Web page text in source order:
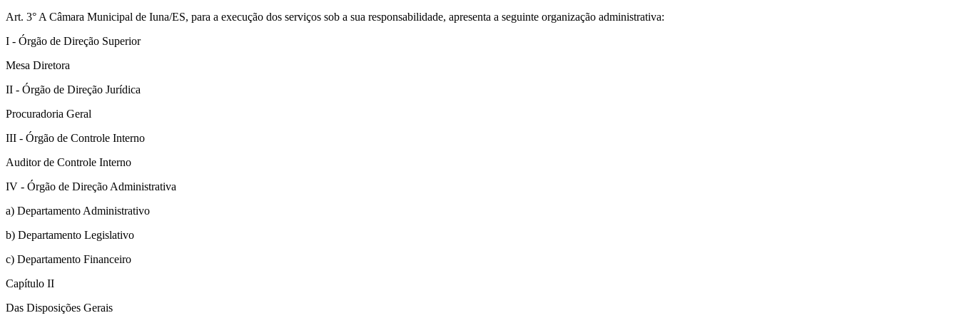
Art. 3° A Câmara Municipal de Iuna/ES, para a execução dos serviços sob a sua responsabilidade, apresenta a seguinte organização administrativa:
I - Órgão de Direção Superior
Mesa Diretora
II - Órgão de Direção Jurídica
Procuradoria Geral
III - Órgão de Controle Interno
Auditor de Controle Interno
IV - Órgão de Direção Administrativa
a) Departamento Administrativo
b) Departamento Legislativo
c) Departamento Financeiro
Capítulo II
Das Disposições Gerais